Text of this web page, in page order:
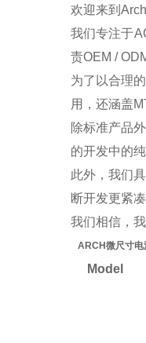
欢迎来到
我们专注于
责OEM /
为了以合理
用，还涵盖
除标准产品
的开发中的
此外，我们
断开发更紧
我们相信，
ARCH微尺寸
Model